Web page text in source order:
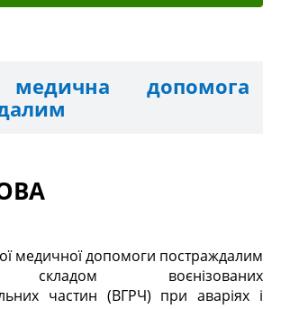
допомога
медичної допомоги постраждалим
складом воєнізованих
частин (ВГРЧ) при аваріях і